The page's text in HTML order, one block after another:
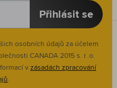
Přihlásit se
osobních údajů za účelem
CANADA 2015 s. r. o.
vzásadách zpracování
.